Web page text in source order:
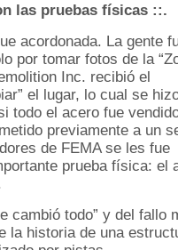
las pruebas físicas ::.
acordonada. La gente
por tomar fotos de la
Inc. recibió el
el lugar, lo cual se
todo el acero fue
previamente a un
de FEMA se les fue
prueba física: el
cambió todo” y del fallo
la historia de una